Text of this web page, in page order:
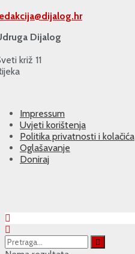
dijalog.hr
Dijalog
križ 11
Impressum
Uvjeti korištenja
Politika privatnosti i kolačića
Oglašavanje
Doniraj